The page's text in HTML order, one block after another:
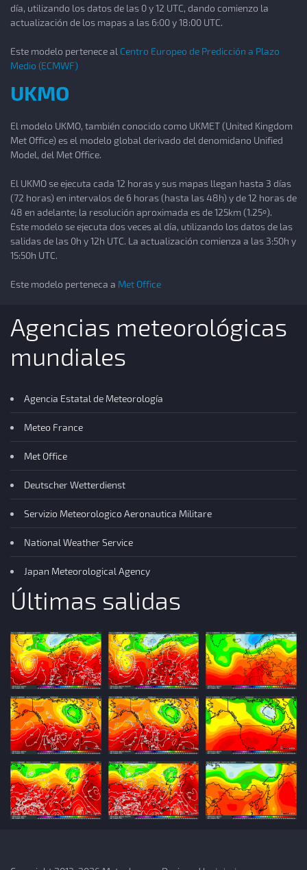
día, utilizando los datos de las 0 y 12 UTC, dando comienzo la
actualización de los mapas a las 6:00 y 18:00 UTC.
Este modelo pertenece al Centro Europeo de Predicción a Plazo
Medio (ECMWF)
UKMO
El modelo UKMO, también conocido como UKMET (United Kingdom
Met Office) es el modelo global derivado del denomidano Unified
Model, del Met Office.
El UKMO se ejecuta cada 12 horas y sus mapas llegan hasta 3 días
(72 horas) en intervalos de 6 horas (hasta las 48h) y de 12 horas de
48 en adelante; la resolución aproximada es de 125km (1.25º).
Este modelo se ejecuta dos veces al día, utilizando los datos de las
salidas de las 0h y 12h UTC. La actualización comienza a las 3:50h y
15:50h UTC.
Este modelo perteneca a Met Office
Agencias meteorológicas
mundiales
Agencia Estatal de Meteorología
Meteo France
Met Office
Deutscher Wetterdienst
Servizio Meteorologico Aeronautica Militare
National Weather Service
Japan Meteorological Agency
Últimas salidas